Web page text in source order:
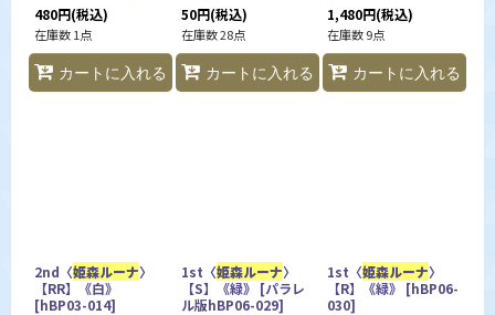
480円(税込)
在庫数 1点
カートに入れる
50円(税込)
在庫数 28点
カートに入れる
1,480円(税込)
在庫数 9点
カートに入れる
2nd〈姫森ルーナ〉
【RR】《白》
[hBP03-014]
1st〈姫森ルーナ〉
【S】《緑》 [パラレ
ル版hBP06-029]
1st〈姫森ルーナ〉
【R】《緑》 [hBP06-
030]